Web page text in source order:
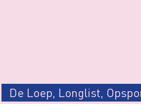
De Loep, Longlist,